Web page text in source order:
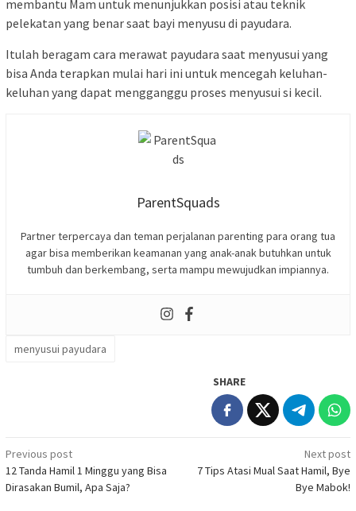
membantu Mam untuk menunjukkan posisi atau teknik
pelekatan yang benar saat bayi menyusu di payudara.
Itulah beragam cara merawat payudara saat menyusui yang
bisa Anda terapkan mulai hari ini untuk mencegah keluhan-
keluhan yang dapat mengganggu proses menyusui si kecil.
ParentSquads
Partner terpercaya dan teman perjalanan parenting para orang tua
agar bisa memberikan keamanan yang anak-anak butuhkan untuk
tumbuh dan berkembang, serta mampu mewujudkan impiannya.
menyusui payudara
SHARE
Post
navigation
Previous post
12 Tanda Hamil 1 Minggu yang Bisa
Dirasakan Bumil, Apa Saja?
Next post
7 Tips Atasi Mual Saat Hamil, Bye
Bye Mabok!